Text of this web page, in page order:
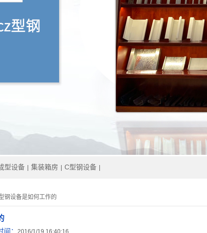
型设备 集装箱房 C型钢设备
钢设备是如何工作的
间： 2016/1/19 16:40:16